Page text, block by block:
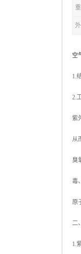
空
1.
2.
紫
从
臭
毒
原
二
1.